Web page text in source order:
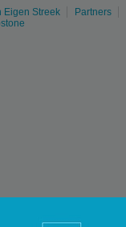
Eigen Streek
Partners